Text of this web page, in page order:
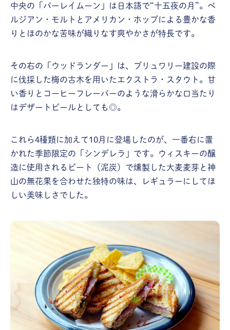
中央の「バーレイムーン」は日本語で“十五夜の月”。ベ
ルジアン・モルトとアメリカン・ホップによる豊かな香
りとほのかな苦味が織りなす爽やかさが特長です。
その右の「ウッドランダー」は、ブリュワリー建設の際
に伐採した梅の古木を用いたエクストラ・スタウト。甘
い香りとコーヒーフレーバーのような滑らかな口当たり
はデザートビールとしても◎。
これら4種類に加えて10月に登場したのが、一番右に置
かれた季節限定の「シンデレラ」です。ウィスキーの醸
造に使用されるピート（泥炭）で燻製した大麦麦芽と神
山の無花果を合わせた独特の味は、レギュラーにしてほ
しい美味しさでした。